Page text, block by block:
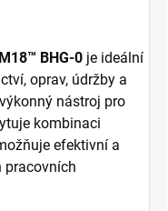
BHG-0 je ideální
oprav, údržby a
nástroj pro
kombinaci
efektivní a
pracovních